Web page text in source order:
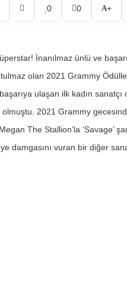
0 0 +
İnanılmaz ünlü ve
olan 2021 Grammy
ulaşan ilk kadın
2021 Grammy
The Stallion’la ‘Savage’
damgasını vuran bir diğer